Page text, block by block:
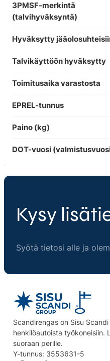
3PMSF-merkintä
(talvihyväksyntä)
Hyväksytty
Talvikäyttöön hyväksytty
Toimitusaika varastosta
EPREL-tunnus
Paino (kg)
DOT-vuosi
Kysy
Syötä tietosi alle ja
Scandirengas on Sisu
henkilöautoista työkoneisiin.
suoraan perille.
Y-tunnus: 3553631-5